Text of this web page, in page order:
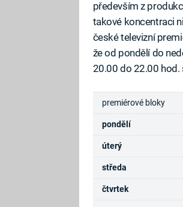
především z
takové koncentraci
české televizní
že od pondělí do
20.00 do 22.00 hod.
premiérové bloky
pondělí
úterý
středa
čtvrtek